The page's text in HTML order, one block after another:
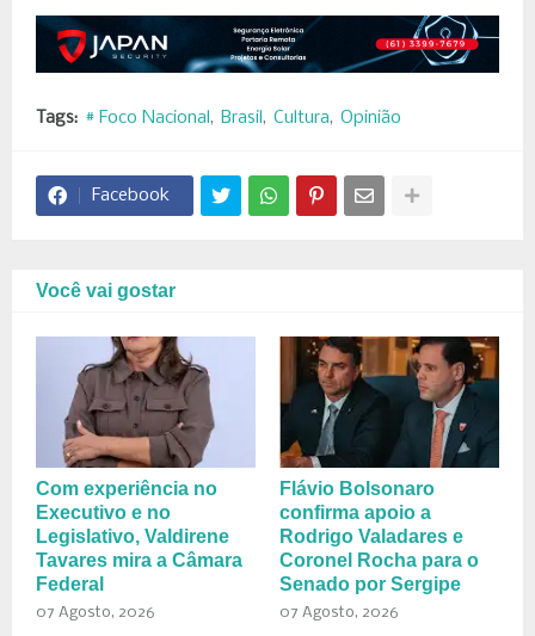
Tags: # Foco Nacional Brasil Cultura Opinião
Facebook
Você vai gostar
Com experiência no
Executivo e no
Legislativo, Valdirene
Tavares mira a Câmara
Federal
07 Agosto, 2026
Flávio Bolsonaro
confirma apoio a
Rodrigo Valadares e
Coronel Rocha para o
Senado por Sergipe
07 Agosto, 2026